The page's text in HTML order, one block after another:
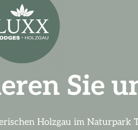
Sie
Holzgau im Naturpark